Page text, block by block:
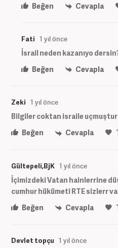
Beğen
Cevapla
Fati 1 yıl önce
İsrail neden kazanıyo
Beğen
Cevapla
Zeki 1 yıl önce
Bilgiler coktan israile uçmuştur
Beğen
Cevapla
Gültepeli,BjK 1 yıl önce
İçimizdeki Vatan hainlerrine
cumhur hükümeti RTE sizlerr
Beğen
Cevapla
Devlet topçu 1 yıl önce